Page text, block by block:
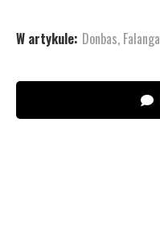
W artykule: Donbas, Falanga